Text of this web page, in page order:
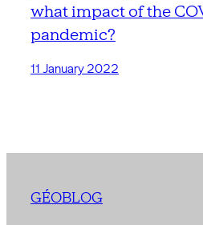
what impact of the
pandemic?
11 January 2022
GÉOBLOG